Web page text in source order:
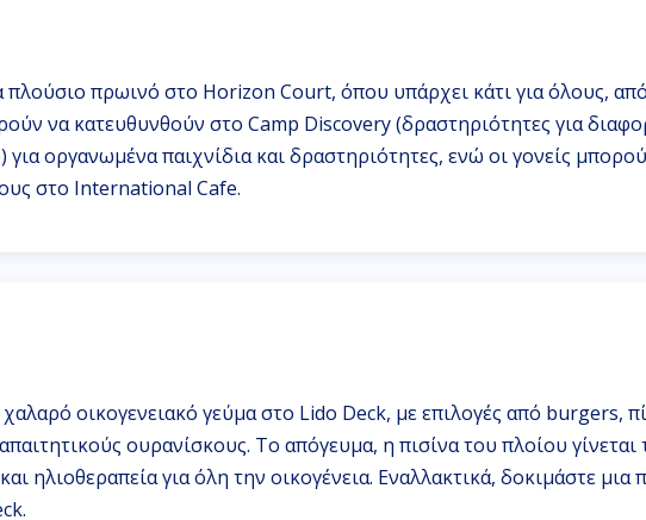
πλούσιο πρωινό στο Horizon Court, όπου υπάρχει κάτι για όλους,
να κατευθυνθούν στο Camp Discovery (δραστηριότητες για
οργανωμένα παιχνίδια και δραστηριότητες, ενώ οι γονείς
στο International Cafe.
οικογενειακό γεύμα στο Lido Deck, με επιλογές από burgers,
ουρανίσκους. Το απόγευμα, η πισίνα του πλοίου
ηλιοθεραπεία για όλη την οικογένεια. Εναλλακτικά, δοκιμάστε μια